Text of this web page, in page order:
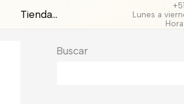
Tienda…
Lunes a
Buscar